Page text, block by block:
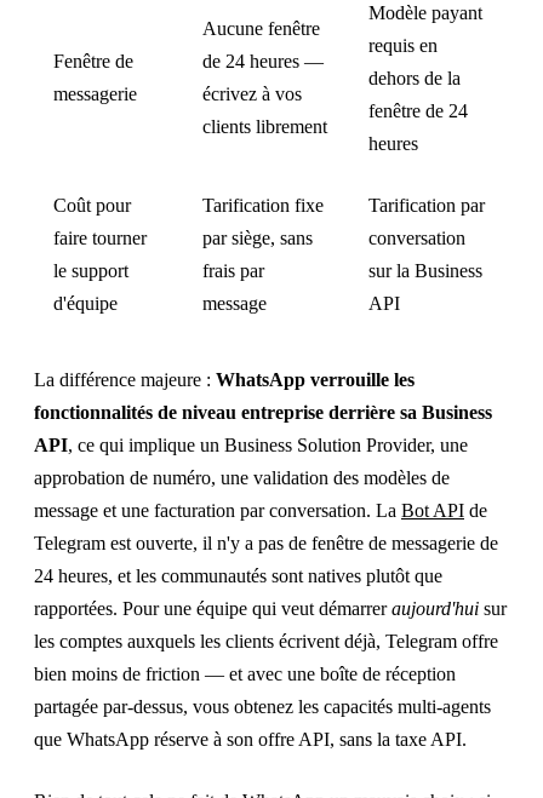
Fenêtre de
messagerie
Aucune fenêtre
de 24 heures —
écrivez à vos
clients librement
Modèle payant
requis en
dehors de la
fenêtre de 24
heures
Coût pour
faire tourner
le support
d'équipe
Tarification fixe
par siège, sans
frais par
message
Tarification par
conversation
sur la Business
API
La différence majeure : WhatsApp verrouille les
fonctionnalités de niveau entreprise derrière sa Business
API, ce qui implique un Business Solution Provider, une
approbation de numéro, une validation des modèles de
message et une facturation par conversation. La Bot API de
Telegram est ouverte, il n'y a pas de fenêtre de messagerie de
24 heures, et les communautés sont natives plutôt que
rapportées. Pour une équipe qui veut démarreraujourd'hui sur
les comptes auxquels les clients écrivent déjà, Telegram offre
bien moins de friction — et avec une boîte de réception
partagée par-dessus, vous obtenez les capacités multi-agents
que WhatsApp réserve à son offre API, sans la taxe API.